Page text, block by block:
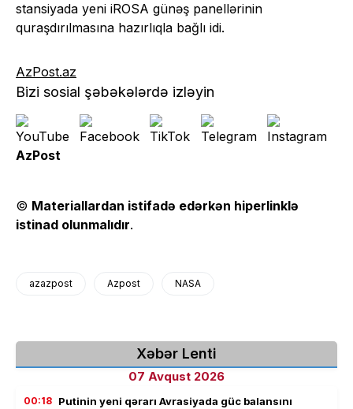
stansiyada yeni iROSA günəş panellərinin
quraşdırılmasına hazırlıqla bağlı idi.
AzPost.az
Bizi sosial şəbəkələrdə izləyin
AzPost
© Materiallardan istifadə edərkən hiperlinklə
istinad olunmalıdır.
azazpost Azpost NASA
Xəbər Lenti
07 Avqust 2026
00:18 Putinin yeni qərarı Avrasiyada güc balansını